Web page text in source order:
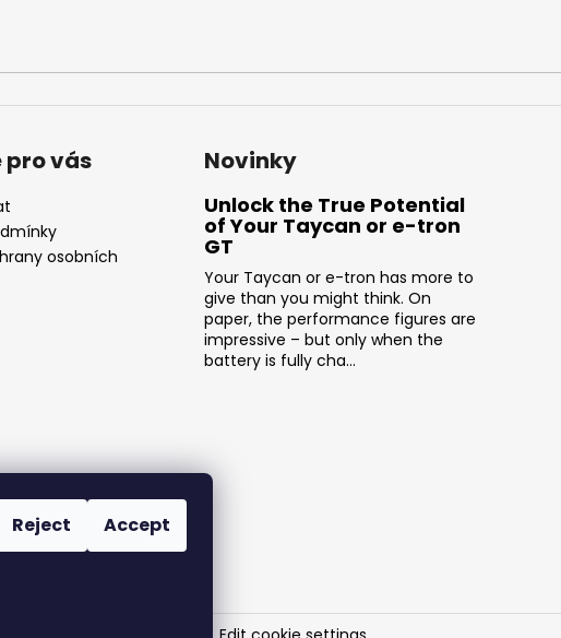
Reject Accept
vás
osobních
Novinky
Unlock the True Potential
of Your Taycan or e-tron
GT
Your Taycan or e-tron has more to
give than you might think. On
paper, the performance figures are
impressive – but only when the
battery is fully cha...